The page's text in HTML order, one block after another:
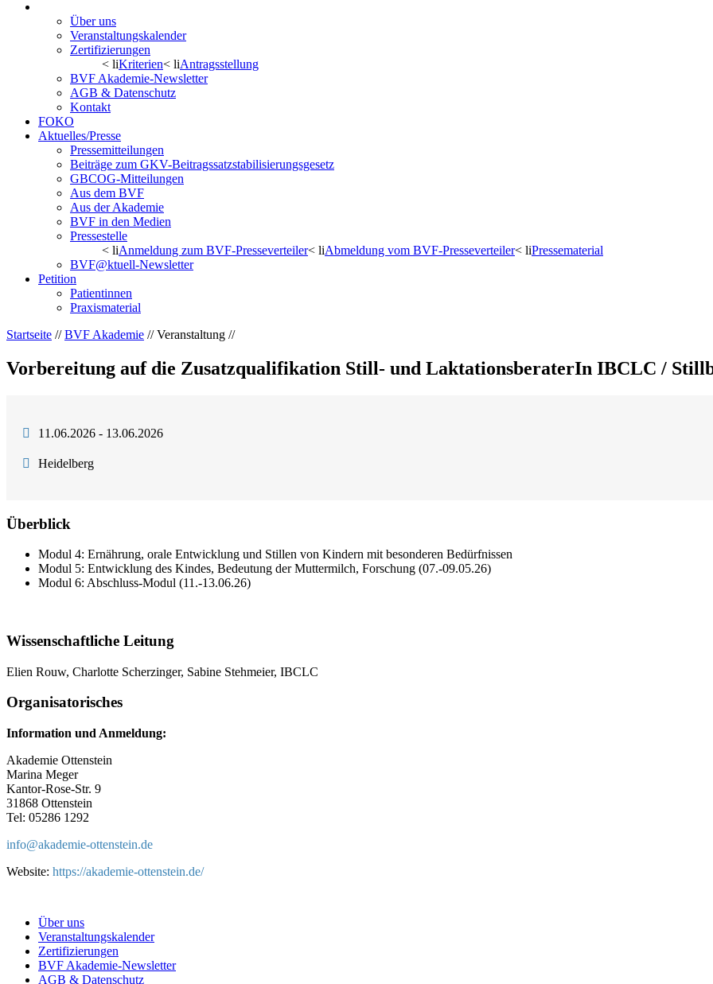
Über uns
Veranstaltungskalender
Zertifizierungen
< liKriterien< liAntragsstellung
BVF Akademie-Newsletter
AGB & Datenschutz
Kontakt
FOKO
Aktuelles/Presse
Pressemitteilungen
Beiträge zum GKV-Beitragssatzstabilisierungsgesetz
GBCOG-Mitteilungen
Aus dem BVF
Aus der Akademie
BVF in den Medien
Pressestelle
< liAnmeldung zum BVF-Presseverteiler< liAbmeldung vom BVF-Presseverteiler< liPressematerial
BVF@ktuell-Newsletter
Petition
Patientinnen
Praxismaterial
Startseite //BVF Akademie // Veranstaltung //
Vorbereitung auf die Zusatzqualifikation Still- und LaktationsberaterIn IBCLC /
11.06.2026 - 13.06.2026
Heidelberg
Überblick
Modul 4: Ernährung, orale Entwicklung und Stillen von Kindern mit besonderen Bedürfnissen
Modul 5: Entwicklung des Kindes, Bedeutung der Muttermilch, Forschung (07.-09.05.26)
Modul 6: Abschluss-Modul (11.-13.06.26)
Wissenschaftliche Leitung
Elien Rouw, Charlotte Scherzinger, Sabine Stehmeier, IBCLC
Organisatorisches
Information und Anmeldung:
Akademie Ottenstein
Marina Meger
Kantor-Rose-Str. 9
31868 Ottenstein
Tel: 05286 1292
info@akademie-ottenstein.de
Website: https://akademie-ottenstein.de/
Über uns
Veranstaltungskalender
Zertifizierungen
BVF Akademie-Newsletter
AGB & Datenschutz